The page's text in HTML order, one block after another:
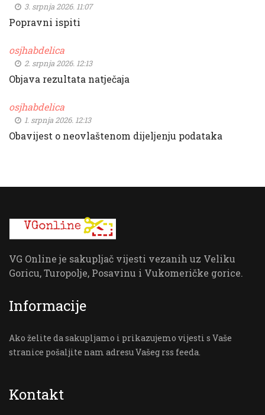
3. srpnja 2026. 11:07
Popravni ispiti
osjhabdelica
2. srpnja 2026. 12:13
Objava rezultata natječaja
osjhabdelica
1. srpnja 2026. 12:13
Obavijest o neovlaštenom dijeljenju podataka
VG Online je sakupljač vijesti vezanih uz Veliku
Goricu, Turopolje, Posavinu i Vukomeričke gorice.
Informacije
Ako želite da sakupljamo i prikazujemo vijesti s Vaše
stranice pošaljite nam adresu Vašeg rss feeda.
Kontakt